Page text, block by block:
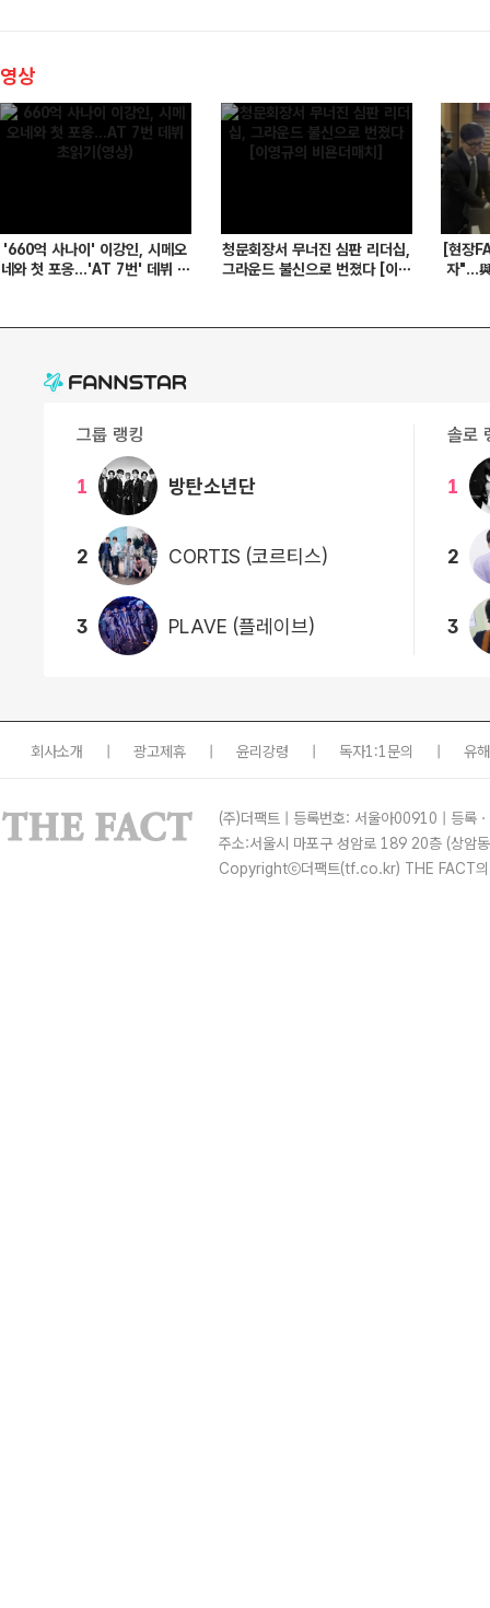
영상
'660억 사나이' 이강인, 시메오
네와 첫 포옹...'AT 7번' 데뷔 초
청문회장서 무너진 심판 리더십,
그라운드 불신으로 번졌다 [이영
[현장
자"...
그룹 랭킹
1 방탄소년단
2 CORTIS (코르티스)
3 PLAVE (플레이브)
솔로
1
2
3
회사소개 광고제휴 윤리강령 독자1:1문의 유
(주)더팩트 | 등록번호: 서울아00910 | 등
주소:서울시 마포구 성암로 189 20층 (상암
Copyrightⓒ더팩트(tf.co.kr) THE FACT의